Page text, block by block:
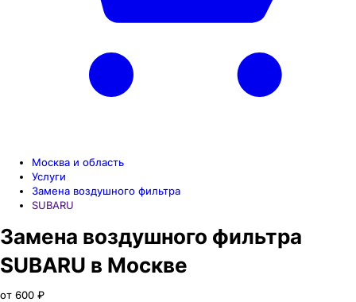
Москва и область
Услуги
Замена воздушного фильтра
SUBARU
Замена воздушного фильтра
SUBARU в Москве
от 600 ₽